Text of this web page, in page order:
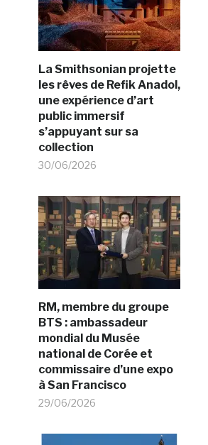
La Smithsonian projette
les rêves de Refik Anadol,
une expérience d’art
public immersif
s’appuyant sur sa
collection
30/06/2026
RM, membre du groupe
BTS : ambassadeur
mondial du Musée
national de Corée et
commissaire d’une expo
à San Francisco
29/06/2026